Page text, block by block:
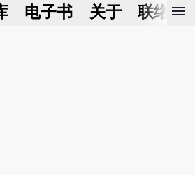
电子书 关于 联络我
menu